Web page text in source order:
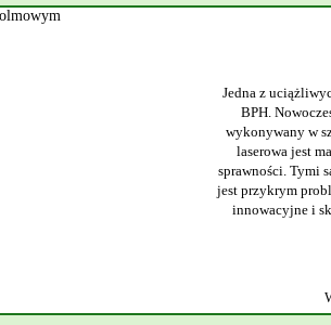
Jedna z
BPH.
wykonywany w
laserowa jest
sprawności. Tymi
jest przykrym
innowacyjne i